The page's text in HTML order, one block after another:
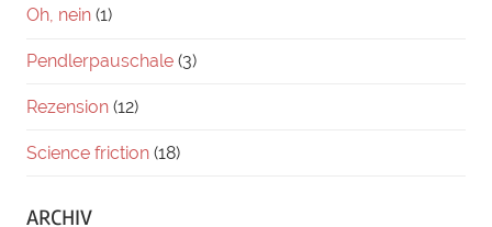
Oh, nein (1)
Pendlerpauschale (3)
Rezension (12)
Science friction (18)
ARCHIV